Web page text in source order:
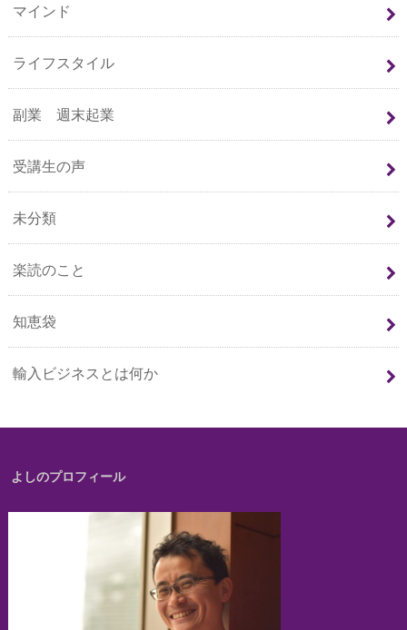
マインド
ライフスタイル
副業 週末起業
受講生の声
未分類
楽読のこと
知恵袋
輸入ビジネスとは何か
よしのプロフィール